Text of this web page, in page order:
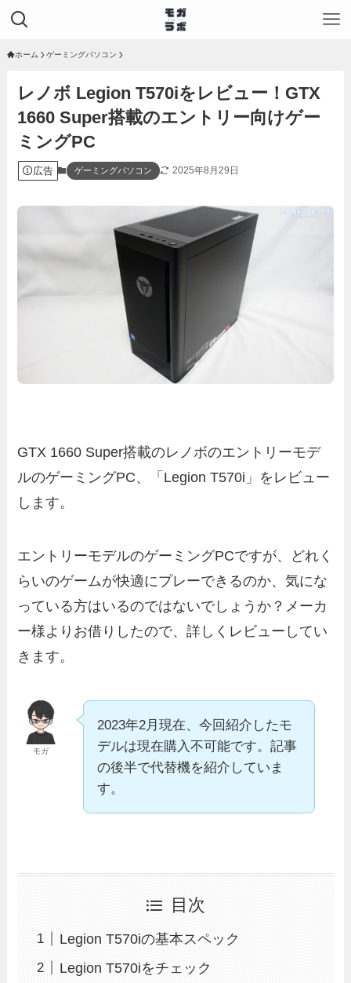
ホーム ゲーミングパソコン
レノボ Legion T570iをレビュー！GTX
1660 Super搭載のエントリー向けゲー
ミングPC
広告 ゲーミングパソコン 2025年8月29日
GTX 1660 Super搭載のレノボのエントリーモデ
ルのゲーミングPC、「Legion T570i」をレビュー
します。
エントリーモデルのゲーミングPCですが、どれく
らいのゲームが快適にプレーできるのか、気にな
っている方はいるのではないでしょうか？メーカ
ー様よりお借りしたので、詳しくレビューしてい
きます。
モガ
2023年2月現在、今回紹介したモ
デルは現在購入不可能です。記事
の後半で代替機を紹介していま
す。
目次
Legion T570iの基本スペック
Legion T570iをチェック